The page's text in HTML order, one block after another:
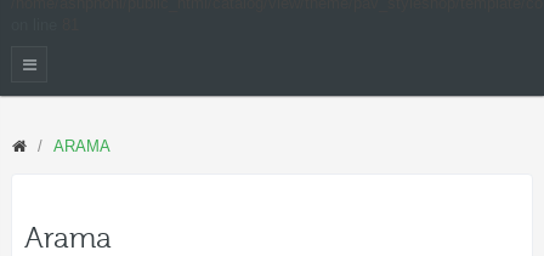
ARAMA
Arama